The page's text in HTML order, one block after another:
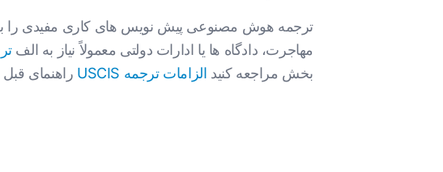
مهاجرت، دادگاه ها یا ادارات دولتی معمولاً نیاز به الف
بخش مراجعه کنید الزامات ترجمه USCIS